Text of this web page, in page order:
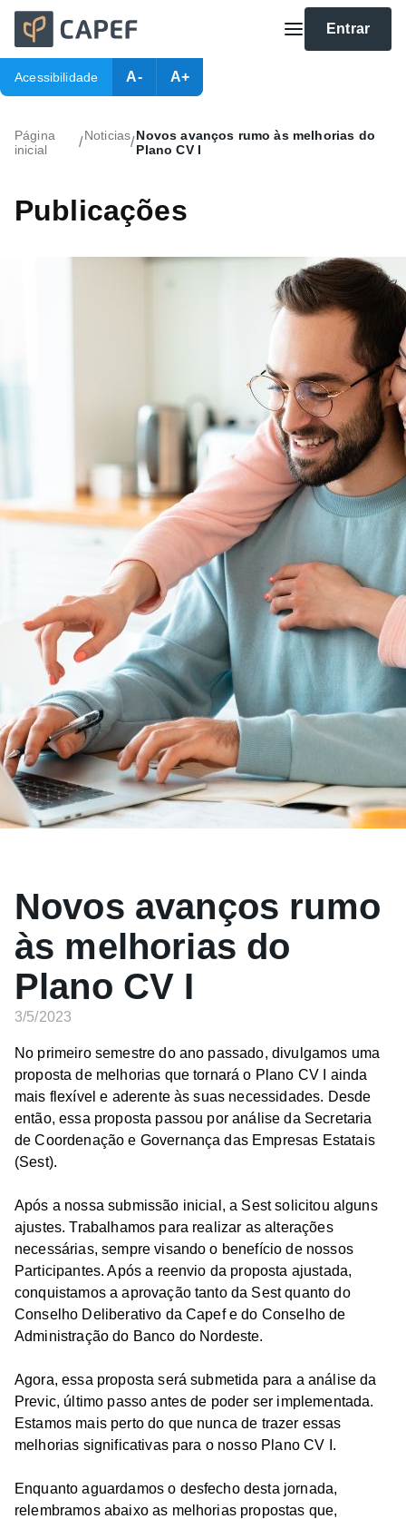
Entrar
Acessibilidade A- A+
Página
inicial
/Noticias/Novos avanços rumo às melhorias do
Plano CV I
Publicações
Novos avanços rumo
às melhorias do
Plano CV I
3/5/2023
No primeiro semestre do ano passado, divulgamos uma
proposta de melhorias que tornará o Plano CV I ainda
mais flexível e aderente às suas necessidades. Desde
então, essa proposta passou por análise da Secretaria
de Coordenação e Governança das Empresas Estatais
(Sest).
Após a nossa submissão inicial, a Sest solicitou alguns
ajustes. Trabalhamos para realizar as alterações
necessárias, sempre visando o benefício de nossos
Participantes. Após a reenvio da proposta ajustada,
conquistamos a aprovação tanto da Sest quanto do
Conselho Deliberativo da Capef e do Conselho de
Administração do Banco do Nordeste.
Agora, essa proposta será submetida para a análise da
Previc, último passo antes de poder ser implementada.
Estamos mais perto do que nunca de trazer essas
melhorias significativas para o nosso Plano CV I.
Enquanto aguardamos o desfecho desta jornada,
relembramos abaixo as melhorias propostas que,